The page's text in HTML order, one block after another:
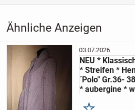
Ähnliche Anzeigen
03.07.2026
NEU *
* Streifen *
´Polo" Gr.36-
* aubergine *